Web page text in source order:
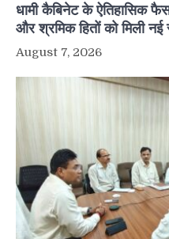
धामी कैबिनेट के ऐतिहासिक
और श्रमिक हितों को मिली नई
August 7, 2026